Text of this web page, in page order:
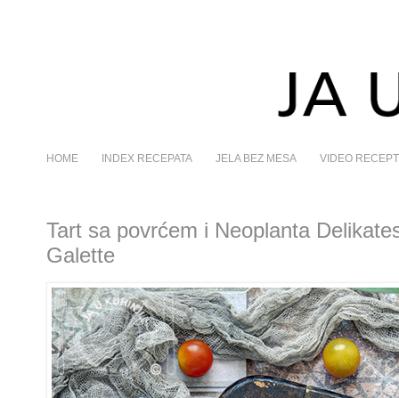
HOME INDEX RECEPATA JELA BEZ MESA VIDEO
Tart sa povrćem i Neoplanta
Galette